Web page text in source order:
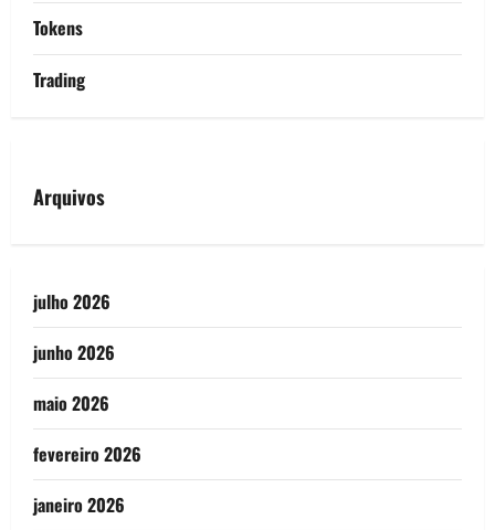
Tokens
Trading
Arquivos
julho 2026
junho 2026
maio 2026
fevereiro 2026
janeiro 2026